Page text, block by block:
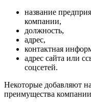
название
компании,
должность,
адрес,
контактная
адрес сайта или
соцсетей.
Некоторые добавляют
преимущества